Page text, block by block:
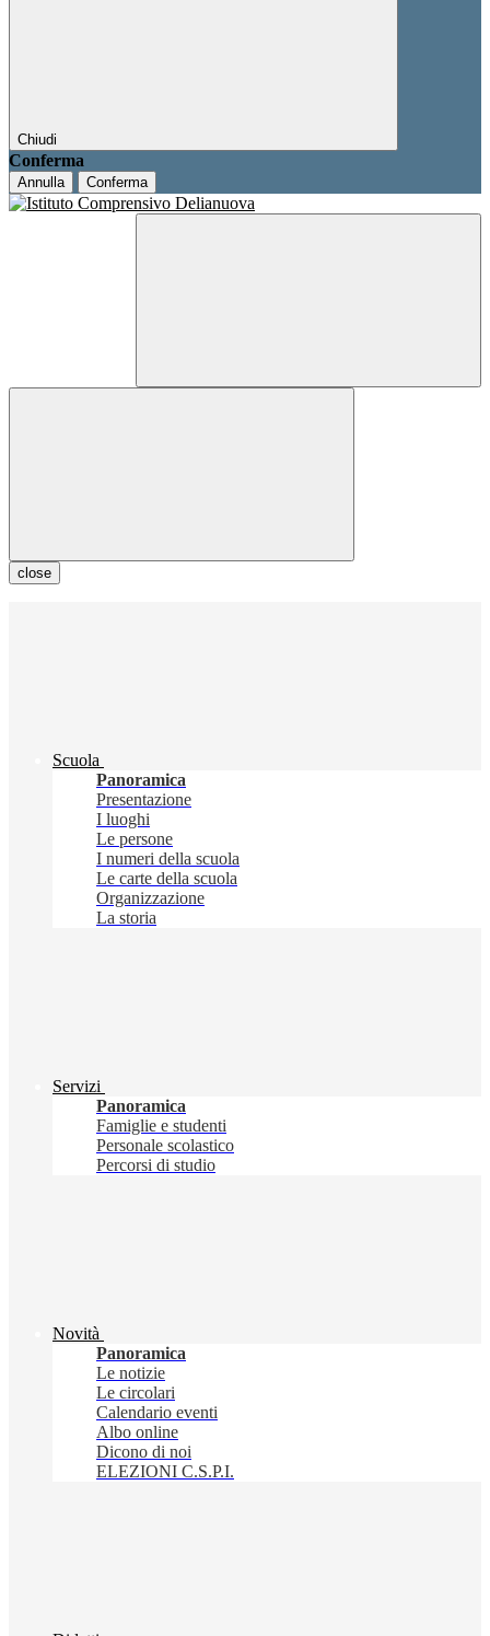
Chiudi
Conferma
Annulla Conferma
close
Scuola
Panoramica
Presentazione
I luoghi
Le persone
I numeri della scuola
Le carte della scuola
Organizzazione
La storia
Servizi
Panoramica
Famiglie e studenti
Personale scolastico
Percorsi di studio
Novità
Panoramica
Le notizie
Le circolari
Calendario eventi
Albo online
Dicono di noi
ELEZIONI C.S.P.I.